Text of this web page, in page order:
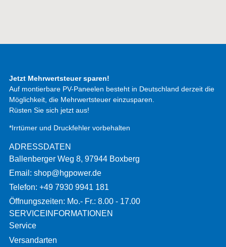
Jetzt Mehrwertsteuer sparen!
Auf montierbare PV-Paneelen besteht in Deutschland derzeit die
Möglichkeit, die Mehrwertsteuer einzusparen.
Rüsten Sie sich jetzt aus!
*Irrtümer und Druckfehler vorbehalten
ADRESSDATEN
Ballenberger Weg 8, 97944 Boxberg
Email: shop@hgpower.de
Telefon: +49 7930 9941 181
Öffnungszeiten: Mo.- Fr.: 8.00 - 17.00
SERVICEINFORMATIONEN
Service
Versandarten